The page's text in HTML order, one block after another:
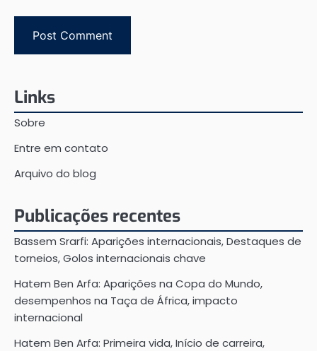
Links
Sobre
Entre em contato
Arquivo do blog
Publicações recentes
Bassem Srarfi: Aparições internacionais, Destaques de
torneios, Golos internacionais chave
Hatem Ben Arfa: Aparições na Copa do Mundo,
desempenhos na Taça de África, impacto
internacional
Hatem Ben Arfa: Primeira vida, Início de carreira,